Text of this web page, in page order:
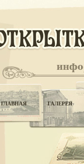
ГЛАВНАЯ ГАЛЕРЕЯ